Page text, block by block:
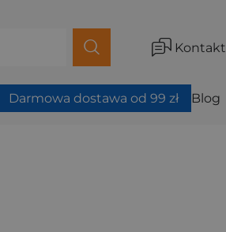
Kontakt
Darmowa dostawa od 99 zł Blog